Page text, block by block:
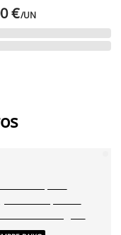
€/UN